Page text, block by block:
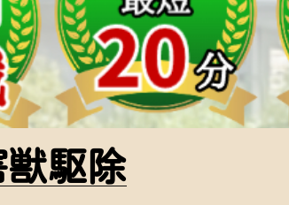
駆除